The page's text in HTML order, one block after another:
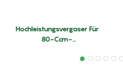
Hochleistungsvergaser Für
80-Ccm-
Passend Für 80-Ccm-